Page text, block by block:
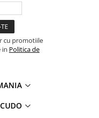
cu promotiile
in Politica de